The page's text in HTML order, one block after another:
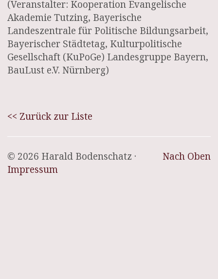
(Veranstalter: Kooperation Evangelische
Akademie Tutzing, Bayerische
Landeszentrale für Politische Bildungsarbeit,
Bayerischer Städtetag, Kulturpolitische
Gesellschaft (KuPoGe) Landesgruppe Bayern,
BauLust e.V. Nürnberg)
<< Zurück zur Liste
Nach Oben
© 2026 Harald Bodenschatz ·
Impressum